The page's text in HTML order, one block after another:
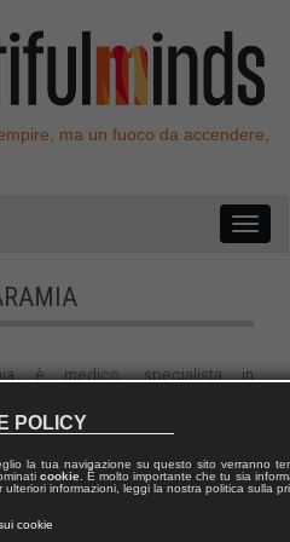
ma un fuoco da accendere,
è medico, specialista in
di Roma “Tor Vergata”,
sull’eccitabilità neuronale che
alla formulazione di concetti
clinica quali la plasticità
POLICY
la tua navigazione su questo sito verranno
cookie. È molto importante che tu sia
informazioni, leggi la nostra politica sulla
cookie